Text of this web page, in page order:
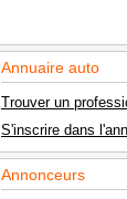
Annuaire auto
Trouver un
S'inscrire dans
Annonceurs